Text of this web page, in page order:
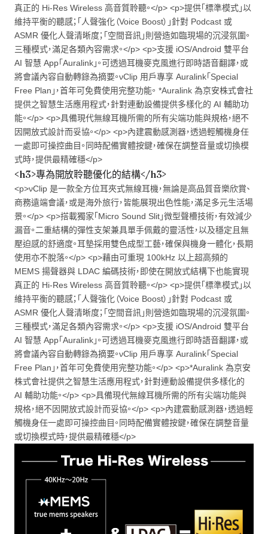
真正的 Hi-Res Wireless 高音質聆聽。</p> <p>提供「標準模式」以
維持平衡的聽感；「人聲強化（Voice Boost）」針對 Podcast 或
ASMR 優化人聲清晰度；「空間音訊」則營造如臨現場的沉浸氛圍。
三種模式，滿足各類內容需求。</p> <p>支援 iOS/Android 雙平台
AI 智慧 App「Auralink」。可透過耳機麥克風進行即時語音翻譯，或
將會議內容自動轉錄為摘要。νClip 用戶專享 Auralink「Special
Free Plan」，首年可免費使用完整功能。 *Auralink 為京安株式會社
提供之智慧生活應用程式，針對連動設備提供多樣化的 AI 輔助功
能。</p> <p>具備現代無線耳機所需的所有尖端功能與規格，絕不
因開放式設計而妥協。</p> <p>內建震動感測器，透過輕觸機身任
一處即可操控曲目。同時配備實體按鍵，確保在調整音量或切換模
式時，提供最精確穩</p>
<h3>專為開放聆聽優化的結構</h3>
<p>νClip 是一款全方位耳夾式無線耳機，無論是高品質音樂欣賞、
商務遠端會議，或是海外旅行，皆能展現出色性能，滿足多元生活場
景。</p> <p>搭載獨家「Micro Sound Slit」微型聲槽技術，有效減少
漏音。二重結構的彈性支架兼具單手佩戴的靈活性，以及穩定且無
壓迫感的舒適度。耳墊採用雙色成型工藝，確保與機身一體化，長期
使用亦不脫落。</p> <p>藉由可重現 100kHz 以上超高頻的
MEMS 揚聲器與 LDAC 編碼技術，即使在開放式結構下也能實現
真正的 Hi-Res Wireless 高音質聆聽。</p> <p>提供「標準模式」以
維持平衡的聽感；「人聲強化（Voice Boost）」針對 Podcast 或
ASMR 優化人聲清晰度；「空間音訊」則營造如臨現場的沉浸氛圍。
三種模式，滿足各類內容需求。</p> <p>支援 iOS/Android 雙平台
AI 智慧 App「Auralink」。可透過耳機麥克風進行即時語音翻譯，或
將會議內容自動轉錄為摘要。νClip 用戶專享 Auralink「Special
Free Plan」，首年可免費使用完整功能。</p> <p>*Auralink 為京安
株式會社提供之智慧生活應用程式，針對連動設備提供多樣化的
AI 輔助功能。</p> <p>具備現代無線耳機所需的所有尖端功能與
規格，絕不因開放式設計而妥協。</p> <p>內建震動感測器，透過輕
觸機身任一處即可操控曲目。同時配備實體按鍵，確保在調整音量
或切換模式時，提供最精確穩</p>